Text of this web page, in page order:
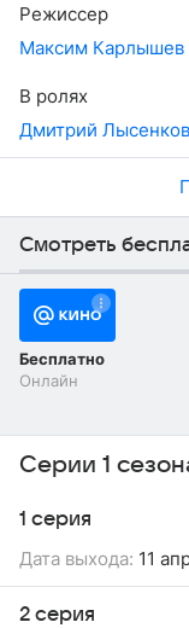
Режиссер
Максим Карлышев
В ролях
Дмитрий Лысенков
Смотреть
Бесплатно
Онлайн
Серии 1
1 серия
Дата выхода: 11
2 серия